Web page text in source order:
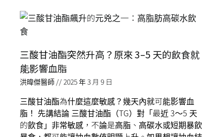
三酸甘油酯突然升高？原來 3–5 天的飲食就
能影響血脂
洪暐傑醫師 2025 年 3 月 9 日
三酸甘油酯為什麼這麼敏感？幾天內就可能影響血
脂！ 先講結論 三酸甘油酯（TG）對「最近 3～5 天
的飲食」非常敏感，不論是高脂、高碳水或短期暴飲